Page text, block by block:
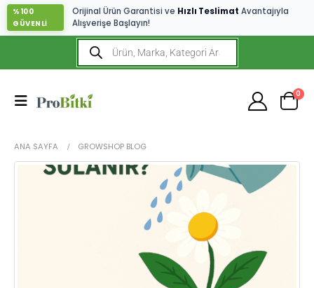
%100
GÜVENLİ
Orijinal Ürün Garantisi ve Hızlı Teslimat Avantajıyla
Alışverişe Başlayın!
0
ANA SAYFA GROWSHOP BLOG